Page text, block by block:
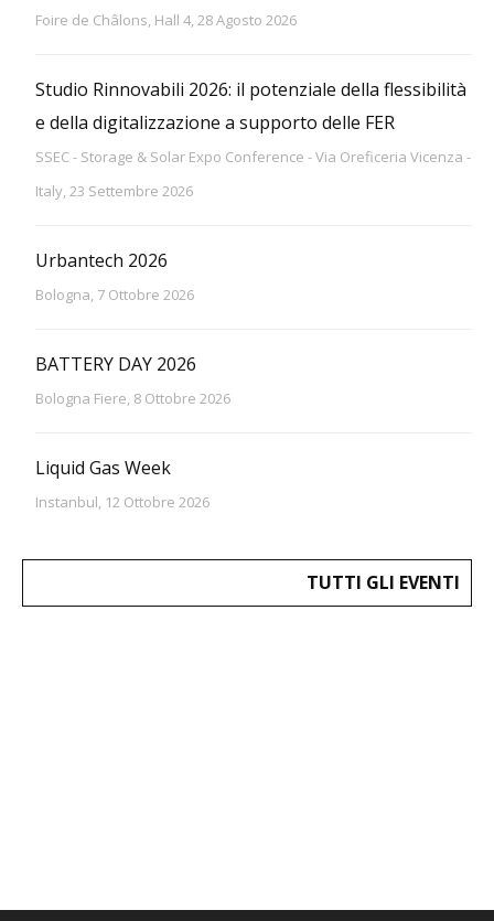
Foire de Châlons, Hall 4, 28 Agosto 2026
Studio Rinnovabili 2026: il potenziale della flessibilità
e della digitalizzazione a supporto delle FER
SSEC - Storage & Solar Expo Conference - Via Oreficeria Vicenza -
Italy, 23 Settembre 2026
Urbantech 2026
Bologna, 7 Ottobre 2026
BATTERY DAY 2026
Bologna Fiere, 8 Ottobre 2026
Liquid Gas Week
Instanbul, 12 Ottobre 2026
TUTTI GLI EVENTI